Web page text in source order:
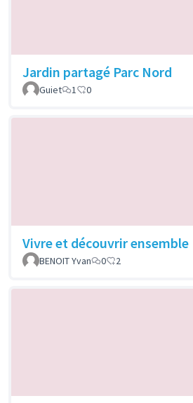
Jardin partagé Parc Nord
Guiet
1 0
Vivre et découvrir ensemble
BENOIT Yvan
0 2